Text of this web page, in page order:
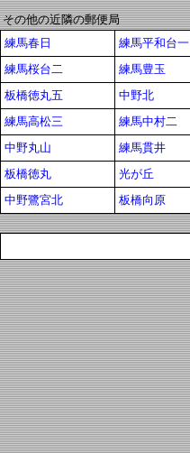
その他の近隣の郵便局
練馬春日
練馬平和台一
練馬桜台二
練馬豊玉
板橋徳丸五
中野北
練馬高松三
練馬中村二
中野丸山
練馬貫井
板橋徳丸
光が丘
中野鷺宮北
板橋向原